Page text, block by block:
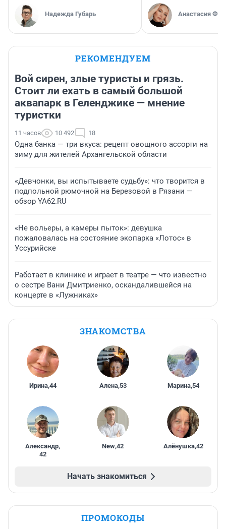
Надежда Губарь Анастасия
РЕКОМЕНДУЕМ
Вой сирен, злые туристы и грязь.
Стоит ли ехать в самый большой
аквапарк в Геленджике — мнение
туристки
11 часов 10 492 18
Одна банка — три вкуса: рецепт овощного ассорти на
зиму для жителей Архангельской области
«Девчонки, вы испытываете судьбу»: что творится в
подпольной рюмочной на Березовой в Рязани —
обзор YA62.RU
«Не вольеры, а камеры пыток»: девушка
пожаловалась на состояние экопарка «Лотос» в
Уссурийске
Работает в клинике и играет в театре — что известно
о сестре Вани Дмитриенко, оскандалившейся на
концерте в «Лужниках»
ЗНАКОМСТВА
Ирина,44 Алена,53 Марина,54
Александр,
42
New,42 Алёнушка,42
Начать знакомиться
ПРОМОКОДЫ